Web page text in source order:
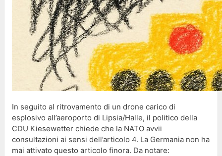
In seguito al ritrovamento di un drone carico di
esplosivo all’aeroporto di Lipsia/Halle, il politico della
CDU Kiesewetter chiede che la NATO avvii
consultazioni ai sensi dell’articolo 4. La Germania non ha
mai attivato questo articolo finora. Da notare: